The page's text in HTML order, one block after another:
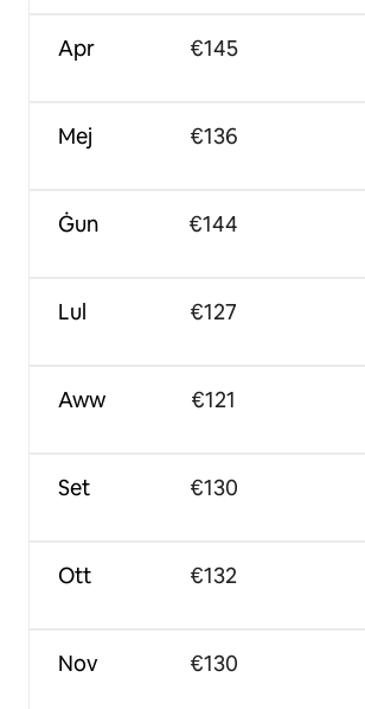
Apr
Mej
Ġun
Lul
Aww
Set
Ott
Nov
€145
€136
€144
€127
€121
€130
€132
€130